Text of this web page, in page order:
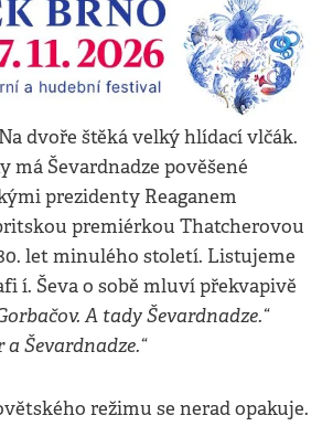
dvoře štěká velký hlídací vlčák.
má Ševardnadze pověšené
prezidenty Reaganem
premiérkou Thatcherovou
let minulého století. Listujeme
í. Ševa o sobě mluví překvapivě
A tady Ševardnadze.“
Ševardnadze.“
režimu se nerad opakuje.